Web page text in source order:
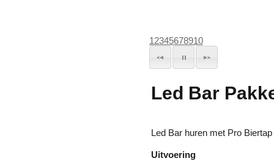
12345678910
Led Bar
Led Bar huren met Pro
Uitvoering